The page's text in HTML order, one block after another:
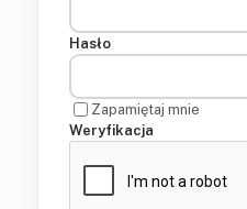
Hasło
Zapamiętaj mnie
Weryfikacja